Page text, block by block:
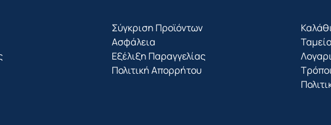
Σύγκριση Προϊόντων
Ασφάλεια
Εξέλιξη Παραγγελίας
Πολιτική Απορρήτου
Ταμείο